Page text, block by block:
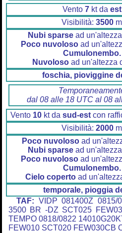
Vento 7kt da est
Visibilità: 3500 m
Nubi sparsead
Poco nuvolosoad
Cumulonembo.
Nuvolosoad un'altezza
foschia, pioviggine
dal 08 alle 18 UTC al 08
Vento 10kt da sud-estcon
Visibilità: 2000 m
Poco nuvolosoad
Nubi sparsead
Poco nuvolosoad
Cumulonembo.
Cielo copertoad
temporale, pioggia
TAF: VIDP 081400Z 0815/
3500 BR -DZ SCT025
TEMPO 0818/0822
FEW010 SCT020 FEW030CB